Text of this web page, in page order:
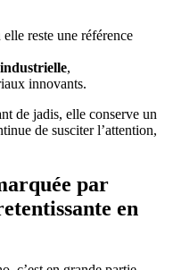
elle reste une référence
,
innovants.
de jadis, elle conserve un
de susciter l’attention,
par
en